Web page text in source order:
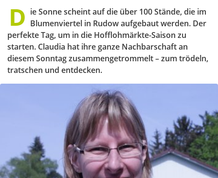
D ie Sonne scheint auf die über 100 Stände, die im
Blumenviertel in Rudow aufgebaut werden. Der
perfekte Tag, um in die Hofflohmärkte-Saison zu
starten. Claudia hat ihre ganze Nachbarschaft an
diesem Sonntag zusammengetrommelt – zum trödeln,
tratschen und entdecken.